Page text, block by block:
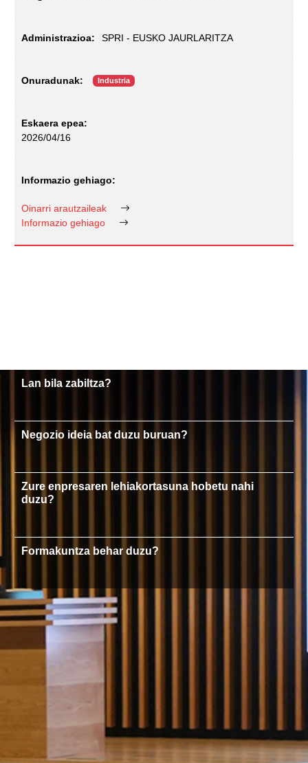
SPRI - EUSKO JAURLARITZA
Industria
2026/04/16
Oinarri arautzaileak
Informazio gehiago
Lan bila zabiltza?
Negozio ideia bat duzu buruan?
Zure enpresaren lehiakortasuna hobetu nahi
duzu?
Formakuntza behar duzu?